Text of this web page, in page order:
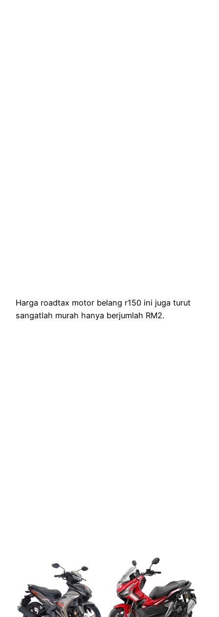
Harga roadtax motor belang r150 ini juga turut
sangatlah murah hanya berjumlah RM2.